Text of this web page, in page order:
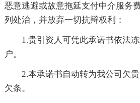
恶意逃避或故意拖延支付中介服务
列处治，并放弃一切抗辩权利：
1.贵引资人可凭此承诺书依法
户。
2.本承诺书自动转为我公司欠
欠条。